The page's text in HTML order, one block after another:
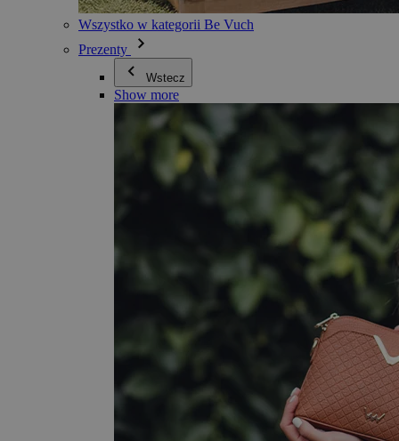
Wszystko w kategorii Be Vuch
Prezenty
Wstecz
Show more